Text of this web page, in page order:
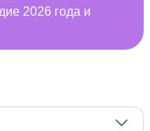
2026 года и